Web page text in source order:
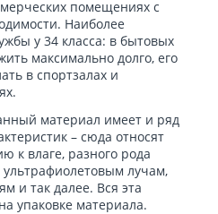
помещениях с
Наиболее
у 34 класса: в бытовых
максимально долго, его
в спортзалах и
материал имеет и ряд
– сюда относят
к влаге, разного рода
лучам,
и так далее. Вся эта
упаковке материала.